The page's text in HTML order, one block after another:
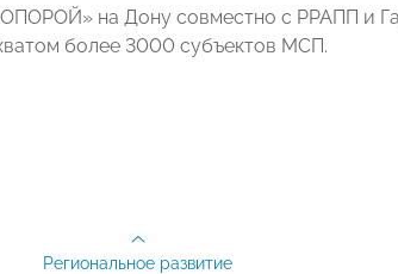
на Дону совместно с РРАПП и
более 3000 субъектов МСП.
Региональное развитие